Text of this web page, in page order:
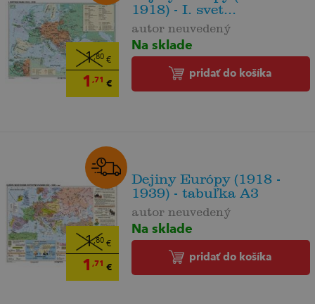
1,80€
1 ,71 €
1918) - I. svet...
autor neuvedený
Na sklade
pridať do košíka
1,80€
1 ,71 €
Dejiny Európy (1918 -
1939) - tabuľka A3
autor neuvedený
Na sklade
pridať do košíka